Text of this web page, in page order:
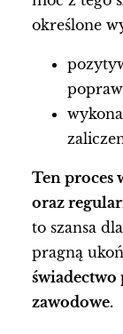
określone
Ten proces
oraz
to szansa
pragną
zawodowe.